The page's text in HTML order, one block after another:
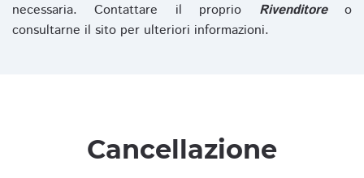
necessaria. Contattare il proprio Rivenditoreo
consultarne il sito per ulteriori informazioni.
Cancellazione